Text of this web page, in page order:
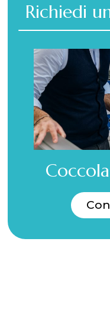
Richiedi